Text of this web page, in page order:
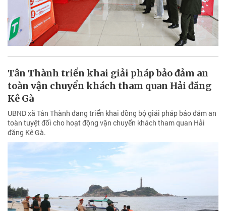
Tân Thành triển khai giải pháp bảo đảm an
toàn vận chuyển khách tham quan Hải đăng
Kê Gà
UBND xã Tân Thành đang triển khai đồng bộ giải pháp bảo đảm an
toàn tuyệt đối cho hoạt động vận chuyển khách tham quan Hải
đăng Kê Gà.